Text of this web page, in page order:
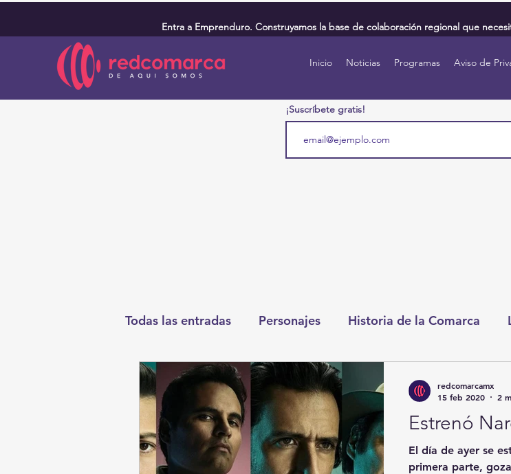
Entra a Emprenduro. Construyamos la base de colaboración regional que
Inicio Noticias Programas Aviso de
¡Suscríbete gratis!
Todas las entradas Personajes Historia de la Comarca
Deportes Salud Entretenimiento
Round Cero Columnistas CDMX Nacionales
Estrenó
El día de ayer se
primera parte,
redcomarcamx
15 feb 2020
2